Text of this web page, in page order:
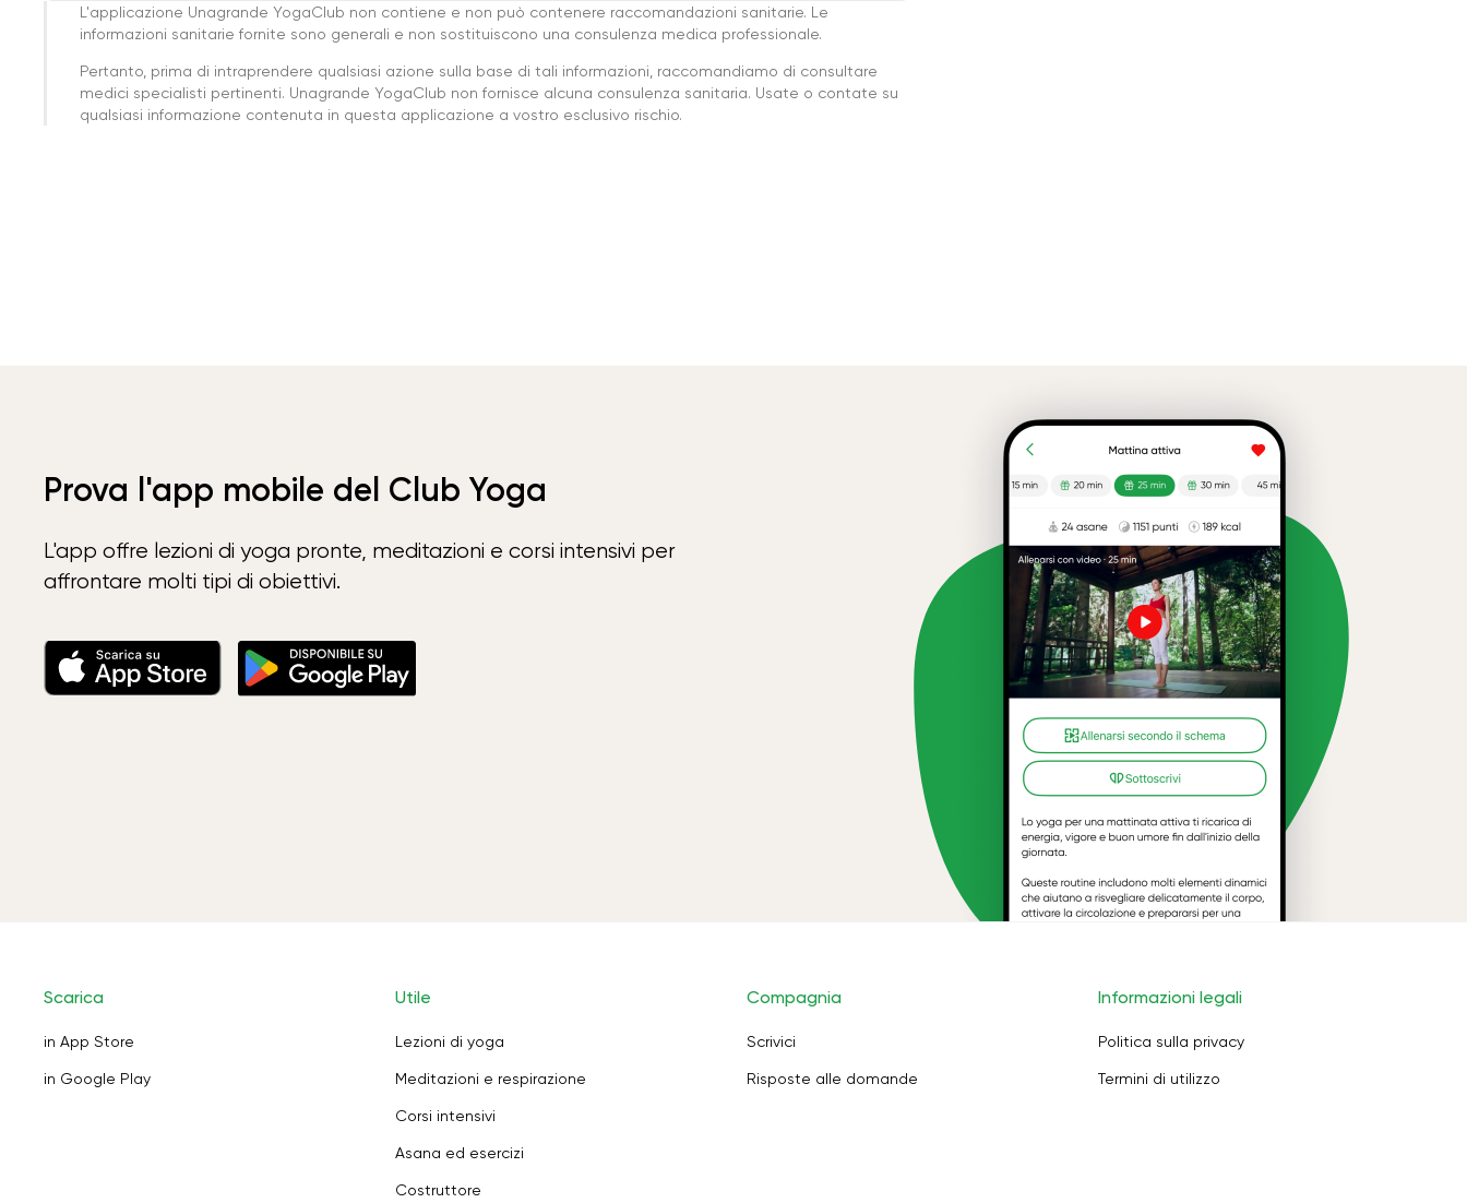
L'applicazione Unagrande YogaClub non contiene e non può contenere raccomandazioni sanitarie. Le
informazioni sanitarie fornite sono generali e non sostituiscono una consulenza medica professionale.
Pertanto, prima di intraprendere qualsiasi azione sulla base di tali informazioni, raccomandiamo di consultare
medici specialisti pertinenti. Unagrande YogaClub non fornisce alcuna consulenza sanitaria. Usate o contate su
qualsiasi informazione contenuta in questa applicazione a vostro esclusivo rischio.
Prova l'app mobile del Club Yoga
L'app offre lezioni di yoga pronte, meditazioni e corsi intensivi per
affrontare molti tipi di obiettivi.
Scarica
in App Store
in Google Play
Utile
Lezioni di yoga
Meditazioni e respirazione
Corsi intensivi
Asana ed esercizi
Costruttore
Compagnia
Scrivici
Risposte alle domande
Informazioni legali
Politica sulla privacy
Termini di utilizzo